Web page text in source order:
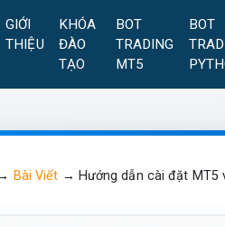
GIỚI
THIỆU
KHÓA
ĐÀO
TẠO
BOT
TRADING
MT5
BOT
Bài Viết → Hướng dẫn cài đặt MT5